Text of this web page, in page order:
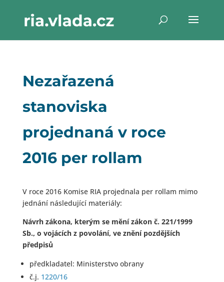
Nezařazená
stanoviska
projednaná v roce
2016 per rollam
V roce 2016 Komise RIA projednala per rollam mimo
jednání následující materiály:
Návrh zákona, kterým se mění zákon č. 221/1999
Sb., o vojácích z povolání, ve znění pozdějších
předpisů
předkladatel: Ministerstvo obrany
č.j. 1220/16